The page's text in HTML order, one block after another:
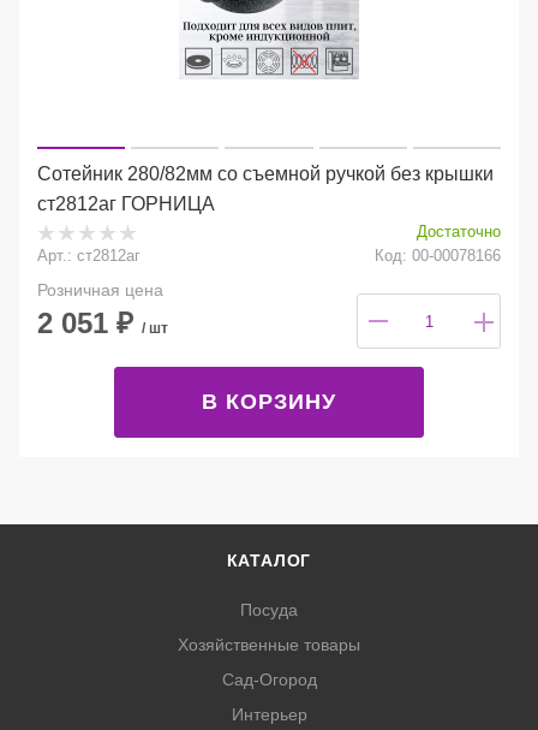
Сотейник 280/82мм со съемной ручкой без крышки
ст2812аг ГОРНИЦА
Достаточно
Арт.: ст2812аг
Код: 00-00078166
Розничная цена
2 051 ₽ / шт
В КОРЗИНУ
КАТАЛОГ
Посуда
Хозяйственные товары
Сад-Огород
Интерьер